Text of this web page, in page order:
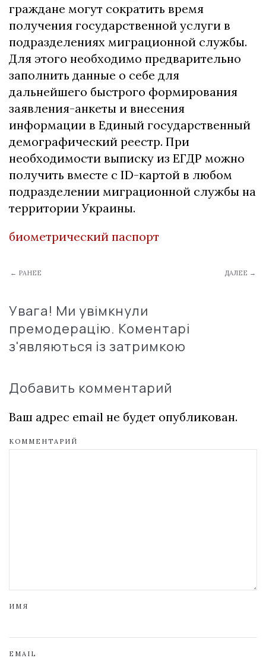
граждане могут сократить время
получения государственной услуги в
подразделениях миграционной службы.
Для этого необходимо предварительно
заполнить данные о себе для
дальнейшего быстрого формирования
заявления-анкеты и внесения
информации в Единый государственный
демографический реестр. При
необходимости выписку из ЕГДР можно
получить вместе с ID-картой в любом
подразделении миграционной службы на
территории Украины.
биометрический паспорт
← РАНЕЕ ДАЛЕЕ →
Увага! Ми увімкнули
премодерацію. Коментарі
з'являються із затримкою
Добавить комментарий
Ваш адрес email не будет опубликован.
КОММЕНТАРИЙ
ИМЯ
EMAIL